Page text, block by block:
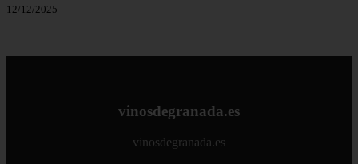
12/12/2025
vinosdegranada.es
vinosdegranada.es